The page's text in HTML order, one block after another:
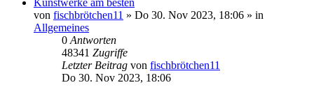
von fischbrötchen11 » Do 30. Nov 2023, 18:06 » in
Allgemeines
0 Antworten
48341 Zugriffe
Letzter Beitrag von fischbrötchen11
Do 30. Nov 2023, 18:06